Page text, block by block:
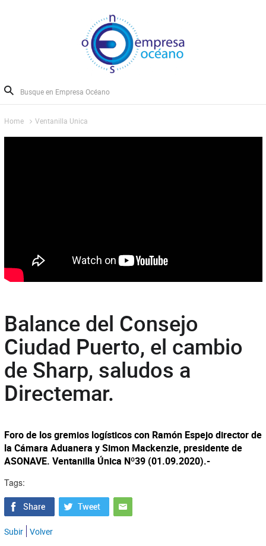
Home Ventanilla Unica
Balance del Consejo
Ciudad Puerto, el cambio
de Sharp, saludos a
Directemar.
Foro de los gremios logísticos con Ramón Espejo director de
la Cámara Aduanera y Simon Mackenzie, presidente de
ASONAVE. Ventanilla Única Nº39 (01.09.2020).-
Tags:
Subir Volver